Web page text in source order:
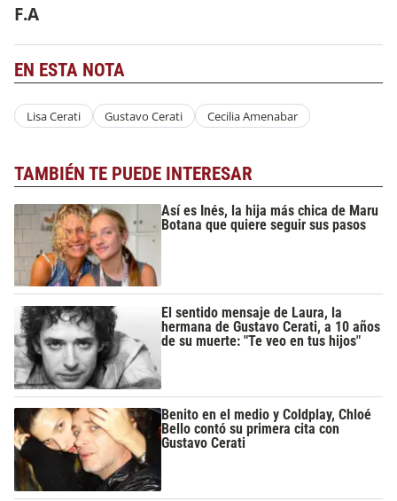
F.A
EN ESTA NOTA
Lisa Cerati Gustavo Cerati Cecilia Amenabar
TAMBIÉN TE PUEDE INTERESAR
Así es Inés, la hija más chica de Maru
Botana que quiere seguir sus pasos
El sentido mensaje de Laura, la
hermana de Gustavo Cerati, a 10 años
de su muerte: "Te veo en tus hijos"
Benito en el medio y Coldplay, Chloé
Bello contó su primera cita con
Gustavo Cerati